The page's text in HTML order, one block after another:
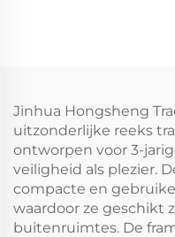
Jinhua Hongsheng
uitzonderlijke reeks
ontworpen voor 3-
veiligheid als plezier.
compacte en
waardoor ze geschikt
buitenruimtes. De